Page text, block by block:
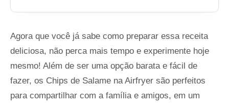
Agora que você já sabe como preparar essa receita
deliciosa, não perca mais tempo e experimente hoje
mesmo! Além de ser uma opção barata e fácil de
fazer, os Chips de Salame na Airfryer são perfeitos
para compartilhar com a família e amigos, em um